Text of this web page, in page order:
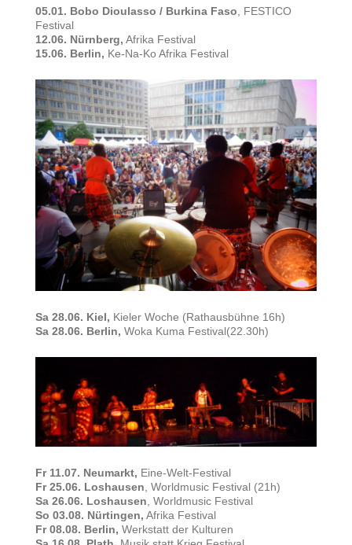
05.01. Bobo Dioulasso / Burkina Faso, FESTICO
Festival
12.06. Nürnberg, Afrika Festival
15.06. Berlin, Ke-Na-Ko Afrika Festival
Sa 28.06. Kiel, Kieler Woche (Rathausbühne 16h)
Sa 28.06. Berlin, Woka Kuma Festival(22.30h)
Fr 11.07. Neumarkt, Eine-Welt-Festival
Fr 25.06. Loshausen, Worldmusic Festival (21h)
Sa 26.06. Loshausen, Worldmusic Festival
So 03.08. Nürtingen, Afrika Festival
Fr 08.08. Berlin, Werkstatt der Kulturen